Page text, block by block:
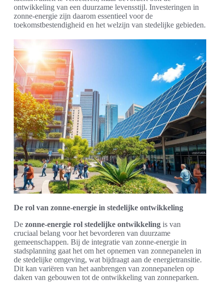
ontwikkeling van een duurzame levensstijl. Investeringen in
zonne-energie zijn daarom essentieel voor de
toekomstbestendigheid en het welzijn van stedelijke gebieden.
De rol van zonne-energie in stedelijke ontwikkeling
De zonne-energie rol stedelijke ontwikkeling is van
cruciaal belang voor het bevorderen van duurzame
gemeenschappen. Bij de integratie van zonne-energie in
stadsplanning gaat het om het opnemen van zonnepanelen in
de stedelijke omgeving, wat bijdraagt aan de energietransitie.
Dit kan variëren van het aanbrengen van zonnepanelen op
daken van gebouwen tot de ontwikkeling van zonneparken.